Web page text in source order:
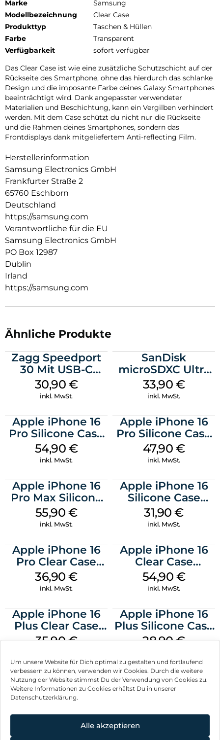
Um unsere Website für Dich optimal zu gestalten und fortlaufend
verbessern zu können, verwenden wir Cookies. Durch die weitere
Nutzung der Website stimmst Du der Verwendung von Cookies zu.
Weitere Informationen zu Cookies erhältst Du in unserer
Datenschutzerklärung.
Alle akzeptieren
Marke
Samsung
Modellbezeichnung
Clear Case
Produkttyp
Taschen & Hüllen
Farbe
Transparent
Verfügbarkeit
sofort verfügbar
Das Clear Case ist wie eine zusätzliche Schutzschicht auf der
Rückseite des Smartphone, ohne das hierdurch das schlanke
Design und die imposante Farbe deines Galaxy Smartphones
beeinträchtigt wird. Dank angepasster verwendeter
Materialien und Beschichtung, kann ein Vergilben verhindert
werden. Mit dem Case schützt du nicht nur die Rückseite
und die Rahmen deines Smartphones, sondern das
Frontdisplays dank mitgeliefertem Anti-reflecting Film.
Herstellerinformation
Samsung Electronics GmbH
Frankfurter Straße 2
65760 Eschborn
Deutschland
https://samsung.com
Verantwortliche für die EU
Samsung Electronics GmbH
PO Box 12987
Dublin
Irland
https://samsung.com
Ähnliche Produkte
Zagg Speedport
30 Mit USB-C
Kabel Weiß
30,90 €
inkl. MwSt.
SanDisk
microSDXC Ultra
128 GB + Adapter
Mobile
33,90 €
inkl. MwSt.
Apple iPhone 16
Pro Silicone Case
MagSafe Black
54,90 €
inkl. MwSt.
Apple iPhone 16
Pro Silicone Case
MagSafe Denim
47,90 €
inkl. MwSt.
Apple iPhone 16
Pro Max Silicone
Case MagSafe
Stone Gray
55,90 €
inkl. MwSt.
Apple iPhone 16
Silicone Case
MagSafe Fuchsia
31,90€
inkl. MwSt.
Apple iPhone 16
Pro Clear Case
MagSafe
Transparent
36,90€
inkl. MwSt.
Apple iPhone 16
Clear Case
MagSafe
Transparent
54,90 €
inkl. MwSt.
Apple iPhone 16
Plus Clear Case
MagSafe
35,90€
Apple iPhone 16
Plus Silicone Case
MagSafe Black
28,90€